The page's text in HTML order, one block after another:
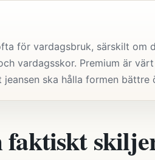
för vardagsbruk, särskilt om
vardagsskor. Premium är
ska hålla formen bättre
faktiskt